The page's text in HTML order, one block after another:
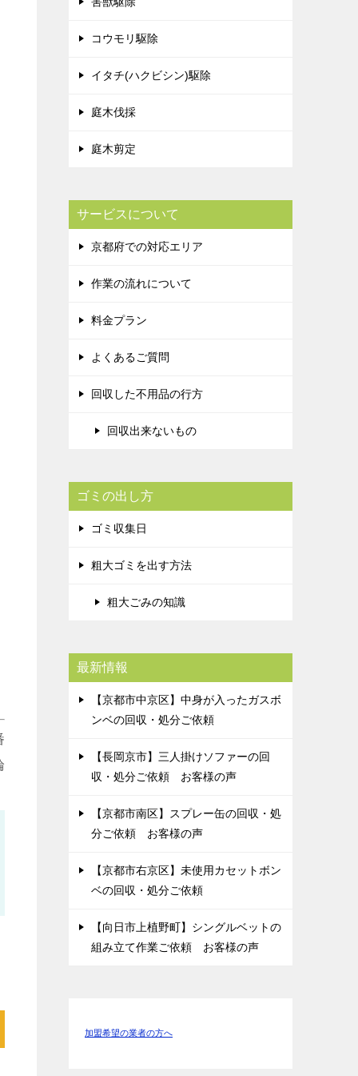
コウモリ駆除
イタチ(ハクビシン)駆除
庭木伐採
庭木剪定
サービスについて
京都府での対応エリア
作業の流れについて
料金プラン
よくあるご質問
回収した不用品の行方
回収出来ないもの
ゴミの出し方
ゴミ収集日
粗大ゴミを出す方法
粗大ごみの知識
最新情報
【京都市中京区】中身が入ったガスボ
ンベの回収・処分ご依頼
【長岡京市】三人掛けソファーの回
収・処分ご依頼 お客様の声
【京都市南区】スプレー缶の回収・処
分ご依頼 お客様の声
【京都市右京区】未使用カセットボン
ベの回収・処分ご依頼
【向日市上植野町】シングルベットの
組み立て作業ご依頼 お客様の声
加盟希望の業者の方へ